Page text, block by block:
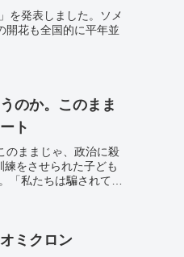
を発表しました。ソメ
開花も全国的に平年並
のか。このまま
ト
のままじゃ、政治に殺
をさせられた子ども
「私たちは騙されてい
ミクロン